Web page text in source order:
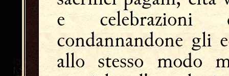
e celebrazioni
condannandone gli
allo stesso modo